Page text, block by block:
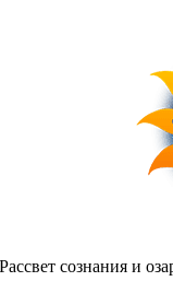
Рассвет сознания и